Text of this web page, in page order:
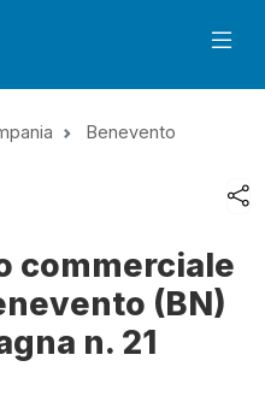
Benevento
commerciale
(BN)
n. 21